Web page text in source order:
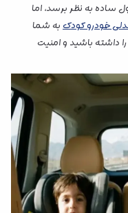
ساده به نظر برسد، اما
خودرو کودکبه شما
داشته باشید و امنیت